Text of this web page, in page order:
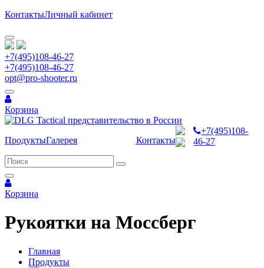
КонтактыЛичный кабинет
+7(495)108-46-27
+7(495)108-46-27
opt@pro-shooter.ru
Корзина
ПродуктыГалерея Контакты
+7(495)108-
46-27
Корзина
Рукоятки на Моссберг
Главная
Продукты